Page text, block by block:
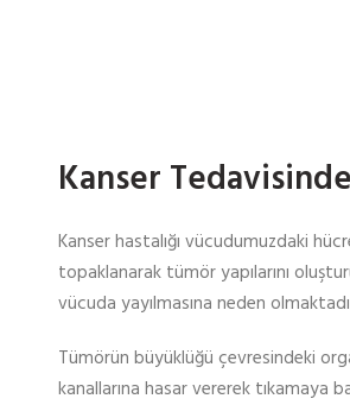
Kanser
Kanser hastalığı vücudumuzdaki
topaklanarak tümör yapılarını
vücuda yayılmasına neden
Tümörün büyüklüğü çevresindeki
kanallarına hasar vererek tıkamaya